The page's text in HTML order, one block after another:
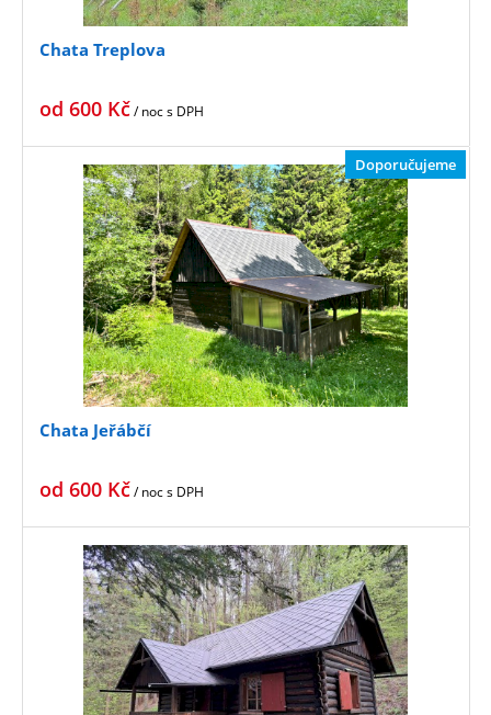
Chata Treplova
od 600 Kč/ nocs DPH
Doporučujeme
Chata Jeřábčí
od 600 Kč/ nocs DPH